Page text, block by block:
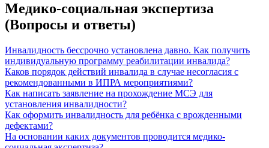
Медико-социальная экспертиза
(Вопросы и ответы)
Инвалидность бессрочно установлена давно. Как получить
индивидуальную программу реабилитации инвалида?
Каков порядок действий инвалида в случае несогласия с
рекомендованными в ИПРА мероприятиями?
Как написать заявление на прохождение МСЭ для
установления инвалидности?
Как оформить инвалидность для ребёнка с врожденными
дефектами?
На основании каких документов проводится медико-